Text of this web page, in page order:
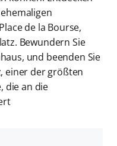
de la Bourse,
Bewundern Sie
und beenden Sie
einer der größten
die an die